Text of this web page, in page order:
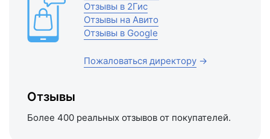
Отзывы в 2Гис
Отзывы на Авито
Отзывы в Google
Пожаловаться директору →
Отзывы
Более 400 реальных отзывов от покупателей.